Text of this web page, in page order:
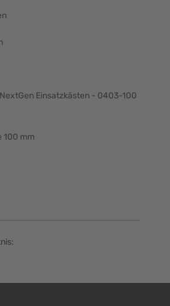
Einsatzkästen - 0403-100
100 mm